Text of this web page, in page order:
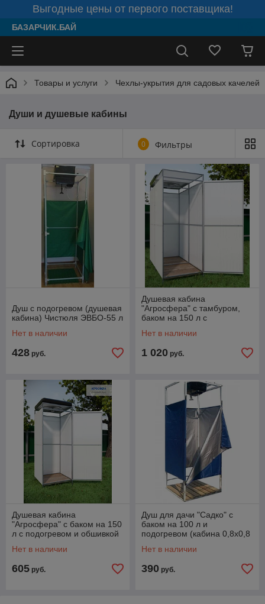
Выгодные цены от первого поставщика!
БАЗАРЧИК.БАЙ
Товары и услуги Чехлы-укрытия для садовых качелей
Души и душевые кабины
Сортировка 0 Фильтры
Душ с подогревом (душевая
кабина) Чистюля ЭВБО-55 л
Нет в наличии
428 руб.
Душевая кабина
"Агросфера" с тамбуром,
баком на 150 л с
(каркас из оцинкованной
Нет в наличии
1 020 руб.
Душевая кабина
"Агросфера" с баком на 150
л с подогревом и обшивкой
трубы 20х20 мм)
Нет в наличии
605 руб.
Душ для дачи "Садко" с
баком на 100 л и
подогревом (кабина 0,8х0,8
Нет в наличии
390 руб.